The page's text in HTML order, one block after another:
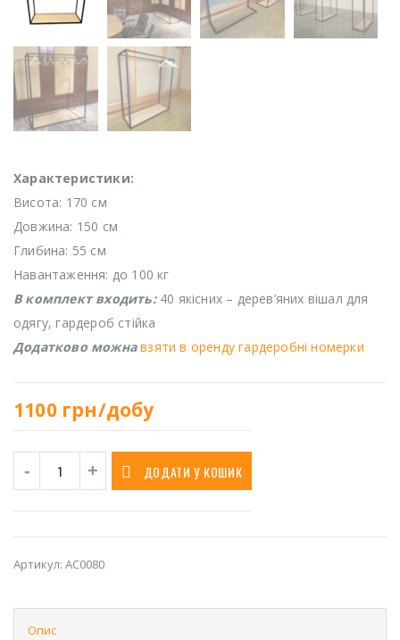
Характеристики:
Висота: 170 см
Довжина: 150 см
Глибина: 55 см
Навантаження: до 100 кг
В комплект входить:40 якісних – дерев’яних вішал для
одягу, гардероб стійка
Додатково можна взяти в оренду гардеробні номерки
1100 грн/добу
ДОДАТИ У КОШИК
Артикул: AC0080
Опис